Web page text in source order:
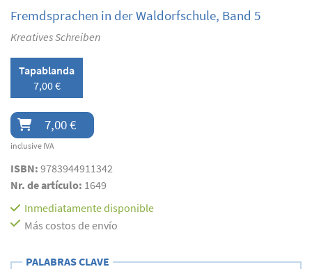
Fremdsprachen in der Waldorfschule, Band 5
Kreatives Schreiben
Tapablanda
7,00 €
7,00 €
inclusive IVA
ISBN: 9783944911342
Nr. de artículo: 1649
Inmediatamente disponible
Más costos de envío
PALABRAS CLAVE